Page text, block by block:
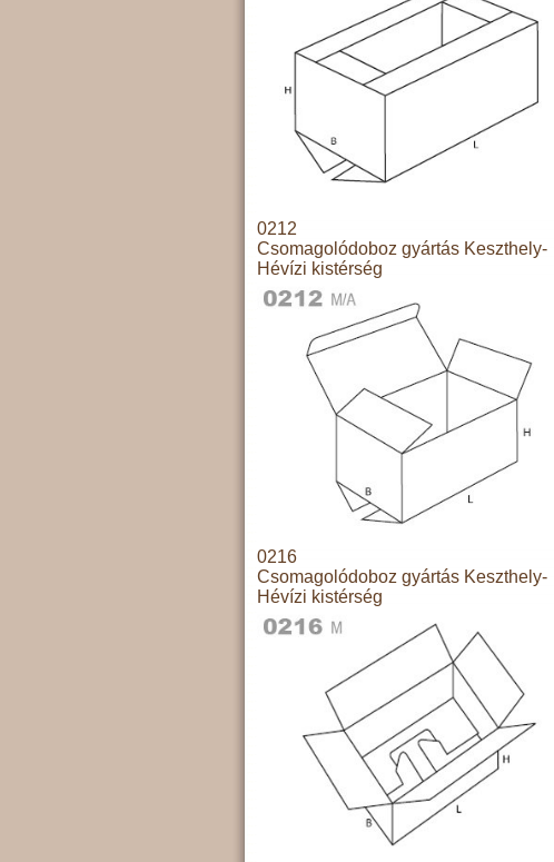
0212
Csomagolódoboz gyártás Keszthely-
Hévízi kistérség
0216
Csomagolódoboz gyártás Keszthely-
Hévízi kistérség